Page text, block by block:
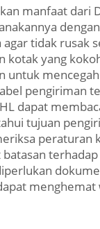
manfaat dari
tidak rusak
kotak yang
untuk
pengiriman
dapat
tujuan
peraturan
menghemat